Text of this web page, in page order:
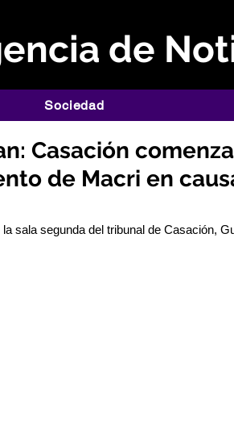
de
Sociedad
Casación
de Macri en
sala segunda del tribunal de Casación,